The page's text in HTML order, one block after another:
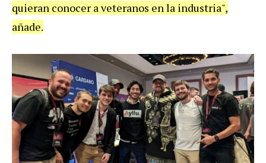
quieran conocer a veteranos en la industria",
añade.